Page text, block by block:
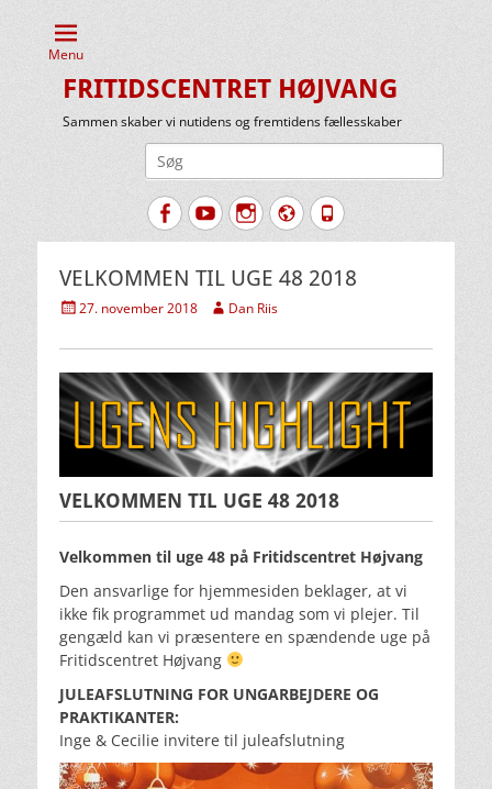
Menu
FRITIDSCENTRET HØJVANG
Sammen skaber vi nutidens og fremtidens fællesskaber
FacebookYouTubeInstagram
Website
Tlf.
VELKOMMEN TIL UGE 48 2018
Udgivet
27. november 2018 Forfatter
Dan Riis
VELKOMMEN TIL UGE 48 2018
Velkommen til uge 48 på Fritidscentret Højvang
Den ansvarlige for hjemmesiden beklager, at vi
ikke fik programmet ud mandag som vi plejer. Til
gengæld kan vi præsentere en spændende uge på
Fritidscentret Højvang
JULEAFSLUTNING FOR UNGARBEJDERE OG
PRAKTIKANTER:
Inge & Cecilie invitere til juleafslutning